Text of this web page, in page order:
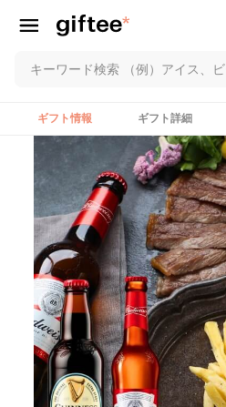
ギフト情報 ギフト詳細